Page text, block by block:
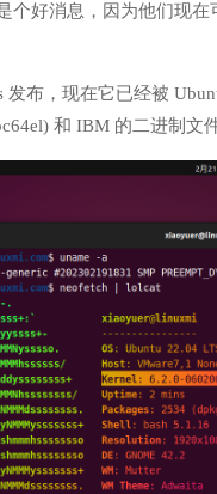
个好消息，因为他们现
发布，现在它已经被
和 IBM 的二进制文